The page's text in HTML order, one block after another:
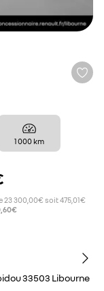
1 000 km
23 300,00€ soit 475,01€
33503 Libourne